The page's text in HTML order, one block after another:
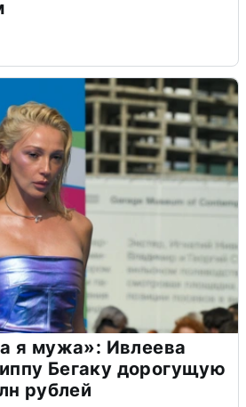
я мужа»: Ивлеева
Бегаку дорогущую
рублей